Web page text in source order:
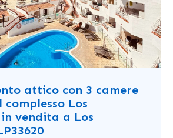
attico con 3 camere
Los
vendita a Los